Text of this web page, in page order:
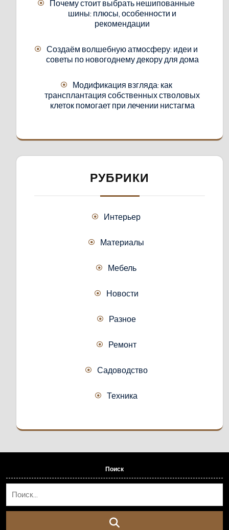
Почему стоит выбрать нешипованные
шины: плюсы, особенности и
рекомендации
Создаём волшебную атмосферу: идеи и
советы по новогоднему декору для дома
Модификация взгляда: как
трансплантация собственных стволовых
клеток помогает при лечении нистагма
РУБРИКИ
Интерьер
Материалы
Мебель
Новости
Разное
Ремонт
Садоводство
Техника
Поиск